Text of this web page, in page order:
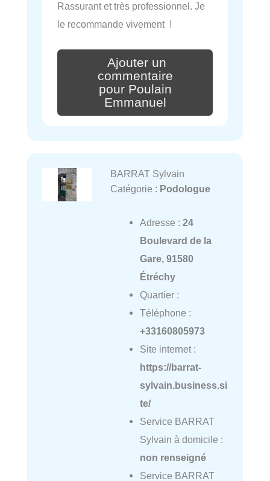
Rassurant et très professionnel. Je
le recommande vivement !
Ajouter un
commentaire
pour Poulain
Emmanuel
BARRAT Sylvain
Catégorie : Podologue
Adresse : 24
Boulevard de la
Gare, 91580
Étréchy
Quartier :
Téléphone :
+33160805973
Site internet :
https://barrat-
sylvain.business.si
te/
Service BARRAT
Sylvain à domicile :
non renseigné
Service BARRAT